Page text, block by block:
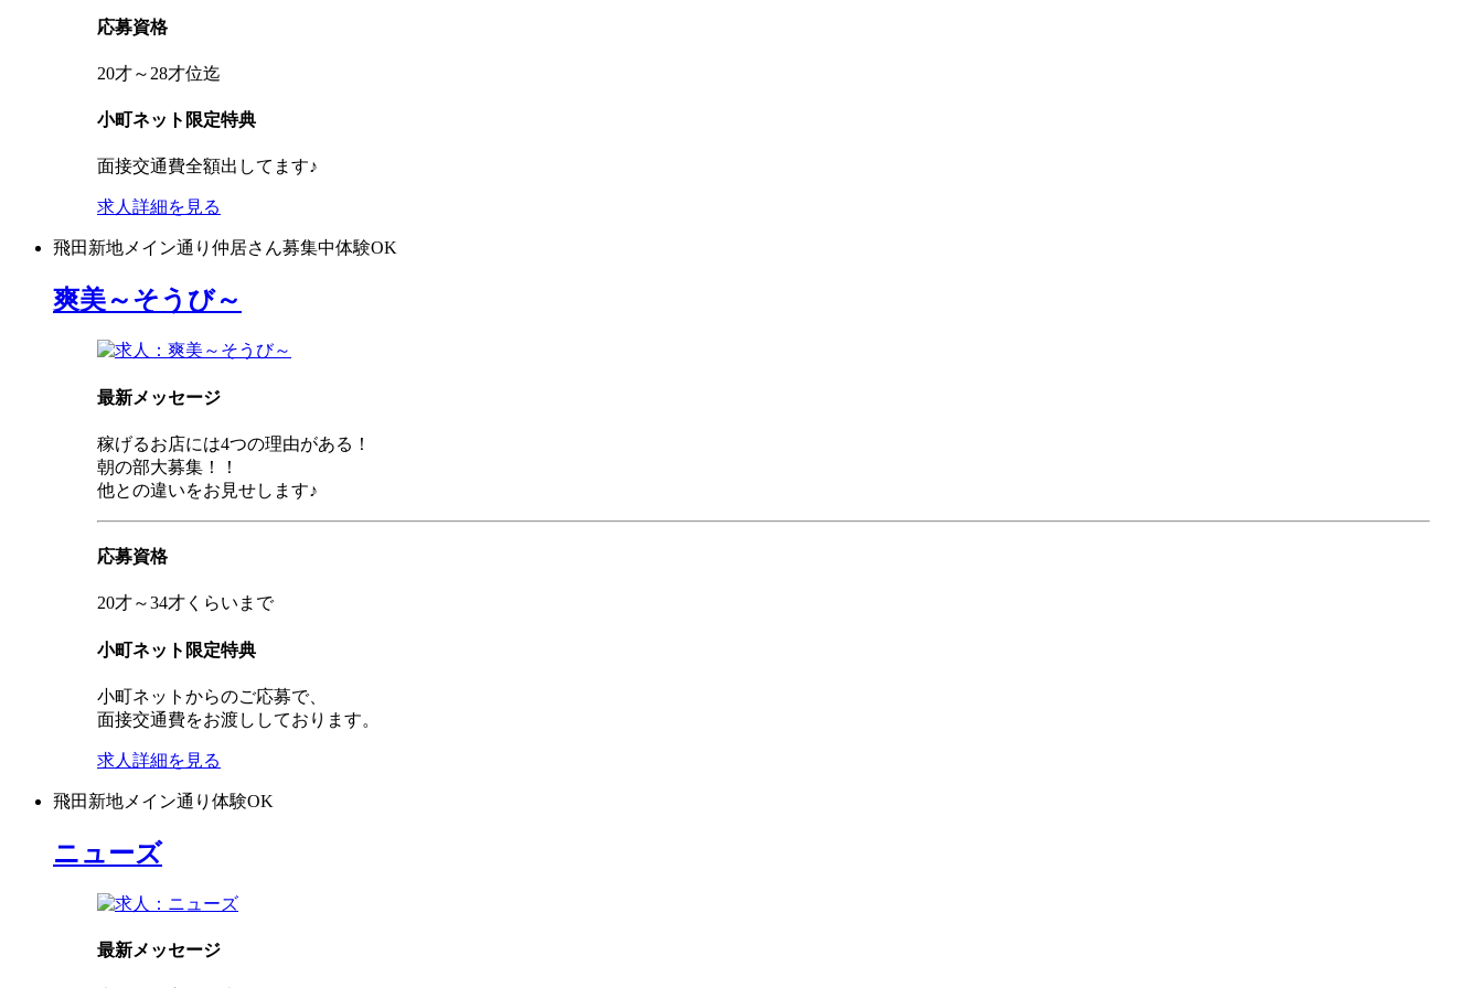
応募資格
20才～28才位迄
小町ネット限定特典
面接交通費全額出してます♪
求人詳細を見る
飛田新地メイン通り 仲居さん募集中体験OK
爽美～そうび～
最新メッセージ
稼げるお店には4つの理由がある！
朝の部大募集！！
他との違いをお見せします♪
応募資格
20才～34才くらいまで
小町ネット限定特典
小町ネットからのご応募で、
面接交通費をお渡ししております。
求人詳細を見る
飛田新地 メイン通り 体験OK
ニューズ
最新メッセージ